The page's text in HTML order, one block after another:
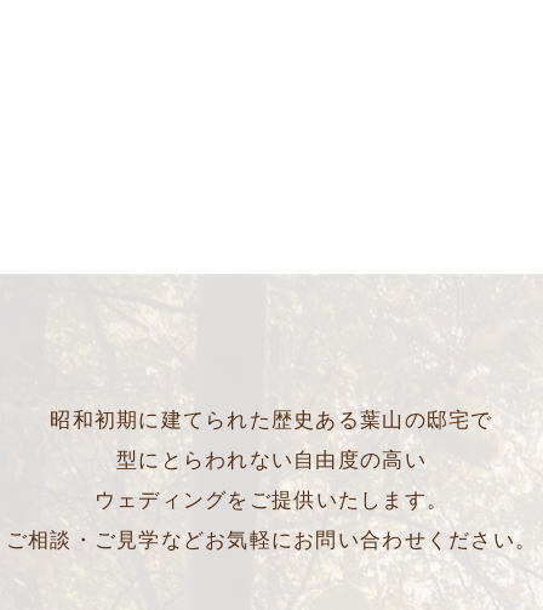
昭和初期に建てられた歴史ある葉山の邸宅で
型にとらわれない自由度の高い
ウェディングをご提供いたします。
ご相談・ご見学などお気軽にお問い合わせください。